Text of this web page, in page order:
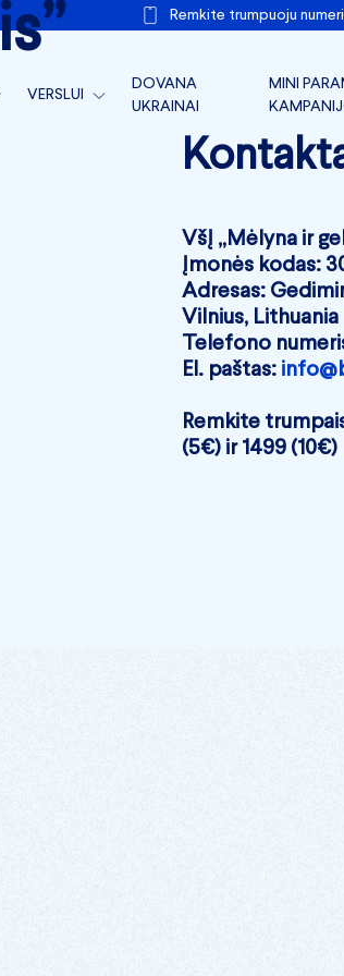
Remkite trumpuoju
IR DOKUMENTAI
VERSLUI
DOVANA
UKRAINAI
MINI
VšĮ „Mėlyna ir
Įmonės kodas:
Adresas:
Vilnius, Lithuania
Telefono
El. paštas:
Remkite
(5€) ir 1499 (10€)